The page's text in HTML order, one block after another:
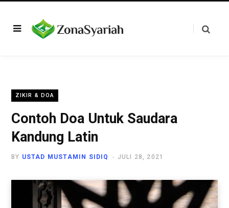
ZIKIR & DOA
Contoh Doa Untuk Saudara
Kandung Latin
BY USTAD MUSTAMIN SIDIQ JULI 28, 2021